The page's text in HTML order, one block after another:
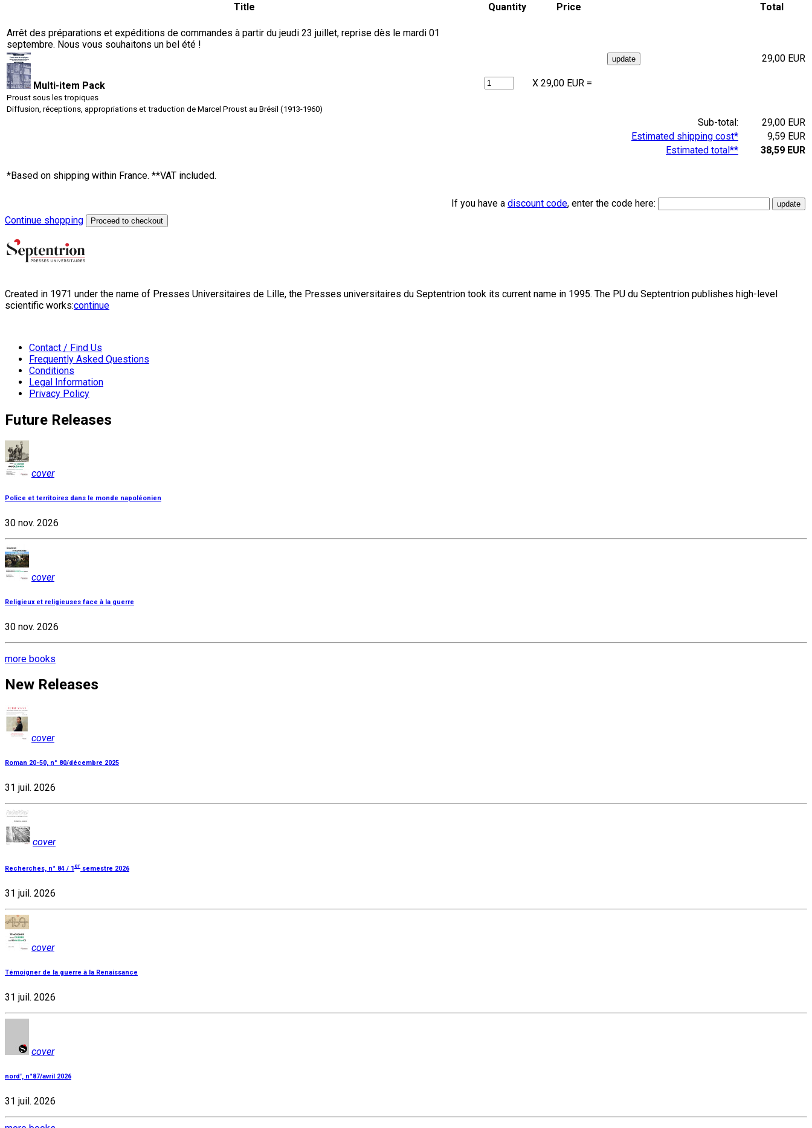
Arrêt des préparations et expéditions de commandes à partir du jeudi 23 juillet, reprise dès le mardi 01
septembre. Nous vous souhaitons un bel été !
Title Quantity Price Total
Multi-item Pack
Proust sous les tropiques
Diffusion, réceptions, appropriations et traduction de Marcel Proust au Brésil (1913-1960)
X 29,00 EUR =
29,00 EUR
Sub-total:
29,00 EUR
Estimated shipping cost*
9,59 EUR
Estimated total**
38,59 EUR
*Based on shipping within France. **VAT included.
If you have a discount code, enter the code here:
Continue shopping
Proceed to checkout
Created in 1971 under the name of Presses Universitaires de Lille, the Presses universitaires du Septentrion took its current name in 1995. The PU du Septentrion publishes high-level
scientific works:continue
Contact / Find Us
Frequently Asked Questions
Conditions
Legal Information
Privacy Policy
Future Releases
cover
Police et territoires dans le monde napoléonien
30 nov. 2026
cover
Religieux et religieuses face à la guerre
30 nov. 2026
more books
New Releases
cover
Roman 20-50, n° 80/décembre 2025
31 juil. 2026
cover
Recherches, n° 84 / 1er semestre 2026
31 juil. 2026
cover
Témoigner de la guerre à la Renaissance
31 juil. 2026
cover
nord', n°87/avril 2026
31 juil. 2026